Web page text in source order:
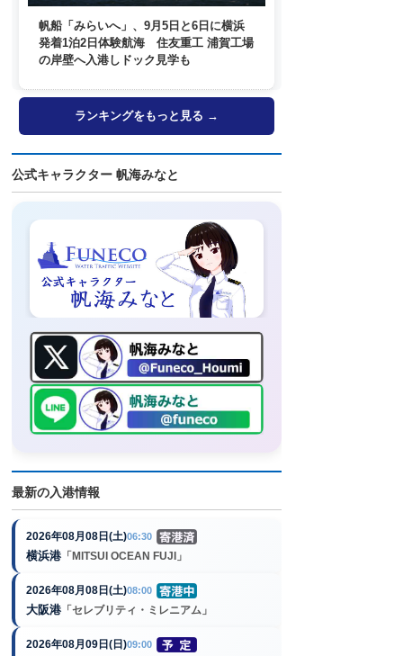
帆船「みらいへ」、9月5日と6日に横浜
発着1泊2日体験航海 住友重工 浦賀工場
の岸壁へ入港しドック見学も
ランキングをもっと見る →
公式キャラクター 帆海みなと
最新の入港情報
2026年08月08日(土)06:30
横浜港 「MITSUI OCEAN FUJI」
2026年08月08日(土)08:00
大阪港 「セレブリティ・ミレニアム」
2026年08月09日(日)09:00